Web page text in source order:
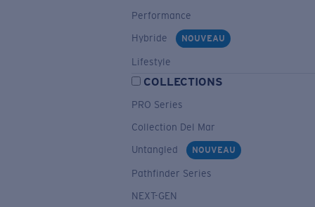
Performance
Hybride
NOUVEAU
Lifestyle
COLLECTIONS
PRO Series
Collection Del Mar
Untangled
NOUVEAU
Pathfinder Series
NEXT-GEN